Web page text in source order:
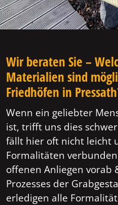
Wir beraten Sie –
Materialien sind
Friedhöfen in
Wenn ein geliebter
ist, trifft uns dies
fällt hier oft nicht leicht
Formalitäten
offenen Anliegen vorab
Prozesses der
erledigen alle